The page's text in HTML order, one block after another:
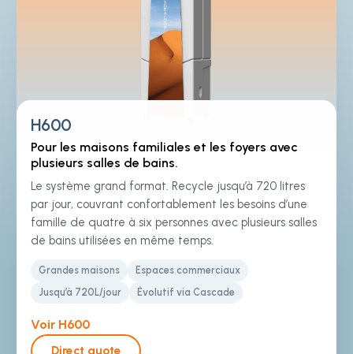
H600
Pour les maisons familiales et les foyers avec
plusieurs salles de bains.
Le système grand format. Recycle jusqu’à 720 litres
par jour, couvrant confortablement les besoins d’une
famille de quatre à six personnes avec plusieurs salles
de bains utilisées en même temps.
Grandes maisons
Espaces commerciaux
Jusqu’à 720L/jour
Évolutif via Cascade
Voir H600
Direct quote